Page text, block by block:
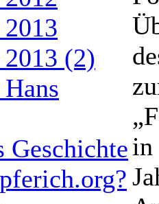
(2)
Geschichtein